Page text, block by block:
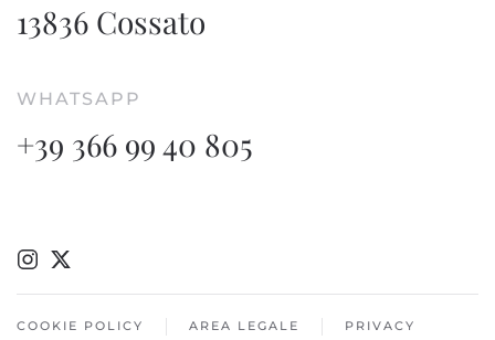
13836 Cossato
WHATSAPP
+39 366 99 40 805
COOKIE POLICY AREA LEGALE PRIVACY